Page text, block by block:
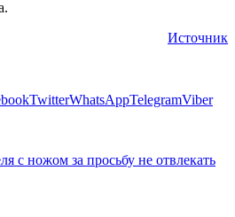
Источник
TwitterWhatsAppTelegramViber
с ножом за просьбу не отвлекать